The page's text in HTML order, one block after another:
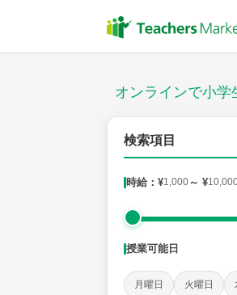
オンラインで小
検索項目
時給：¥1,000～ ¥
授業可能日
月曜日 火曜日
授業スタイル
社会
時給：¥1,000 ～ ¥10,000